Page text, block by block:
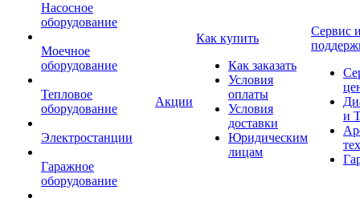
Насосное
оборудование
Моечное
оборудование
Тепловое
оборудование
Электростанции
Гаражное
оборудование
Акции
Как купить
Как заказать
Условия
оплаты
Условия
доставки
Юридическим
лицам
Сервис
и